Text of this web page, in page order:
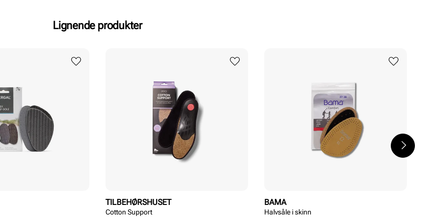
Lignende produkter
TILBEHØRSHUSET
Cotton Support
BAMA
Halvsåle i skinn